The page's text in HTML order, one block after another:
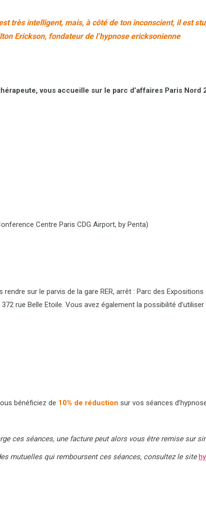
très intelligent, mais, à côté de ton inconscient, il est
Erickson, fondateur de l’hypnose ericksonienne
vous accueille sur le parc d’affaires Paris Nord
Centre Paris CDG Airport, by Penta)
sur le parvis de la gare RER, arrêt : Parc des Expositions
rue Belle Etoile. Vous avez également la possibilité
bénéficiez de 10% de réduction sur vos séances
ces séances, une facture peut alors vous être remise sur
mutuelles qui remboursent ces séances, consultez le site